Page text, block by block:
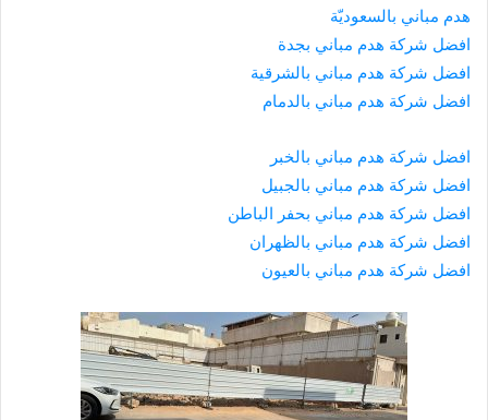
هدم مباني بالسعوديّة
افضل شركة هدم مباني بجدة
افضل شركة هدم مباني بالشرقية
افضل شركة هدم مباني بالدمام
افضل شركة هدم مباني بالخبر
افضل شركة هدم مباني بالجبيل
افضل شركة هدم مباني بحفر الباطن
افضل شركة هدم مباني بالظهران
افضل شركة هدم مباني بالعيون